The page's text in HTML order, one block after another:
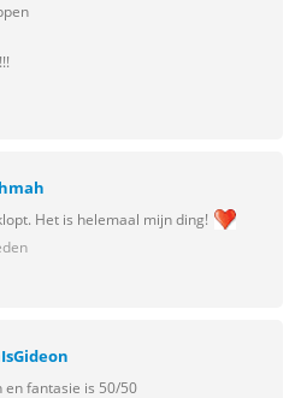
Het is helemaal mijn ding!
en fantasie is 50/50